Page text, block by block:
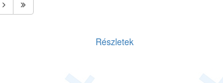
Részletek